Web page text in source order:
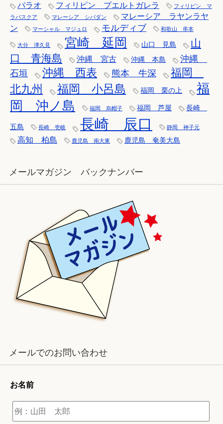
パラオ フィリピン プエルトガレラ
フィリピン マ
ラパスクア
マレーシア シパダン
マレーシア ラヤンラヤ
ン
マーシャル マジュロ モルディブ 和歌山 串本
大分 津久見 宮崎 延岡 山口 見島
山
口 青海島
沖縄 宮古 沖縄 本島
沖縄
石垣
沖縄 西表 熊本 牛深
福岡
北九州
福岡 小呂島 福岡 栗の上
福
岡 沖ノ島
福岡 烏帽子 福岡 芦屋 長崎
五島 長崎 壱岐 長崎 辰口 静岡 神子元
高知 柏島 鹿児島 南大東 鹿児島 奄美大島
メールマガジン バックナンバー
メールでのお問い合わせ
お名前